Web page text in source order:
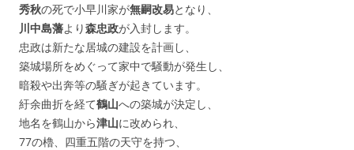
秀秋の死で小早川家が無嗣改易となり、
川中島藩より森忠政が入封します。
忠政は新たな居城の建設を計画し、
築城場所をめぐって家中で騒動が発生し、
暗殺や出奔等の騒ぎが起きています。
紆余曲折を経て鶴山への築城が決定し、
地名を鶴山から津山に改められ、
77の櫓、四重五階の天守を持つ、